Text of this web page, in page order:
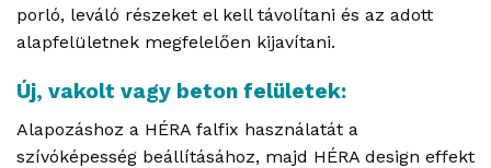
porló, leváló részeket el kell távolítani és az adott
alapfelületnek megfelelően kijavítani.
Új, vakolt vagy beton felületek:
Alapozáshoz a HÉRA falfix használatát a
szívóképesség beállításához, majd HÉRA design effekt